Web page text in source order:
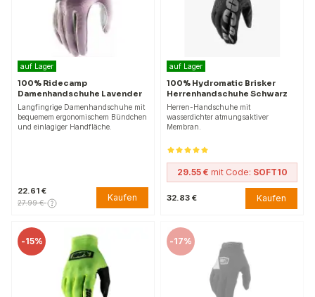
auf Lager
100% Ridecamp
Damenhandschuhe Lavender
Langfingrige Damenhandschuhe mit
bequemem ergonomischem Bündchen
und einlagiger Handfläche.
22.61 €
27.99 € Kaufen
auf Lager
100% Hydromatic Brisker
Herrenhandschuhe Schwarz
Herren-Handschuhe mit
wasserdichter atmungsaktiver
Membran.
29.55 € mit Code: SOFT10
32.83 € Kaufen
-15% -17%